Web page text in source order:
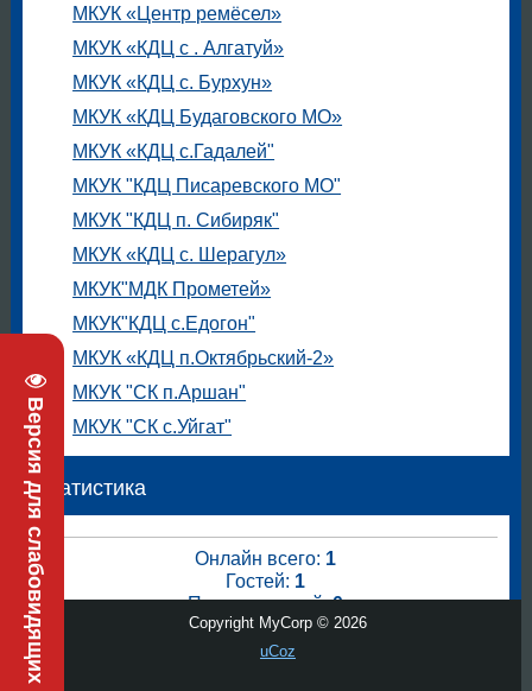
Версия для слабовидящих
МКУК «Центр ремёсел»
МКУК «КДЦ с . Алгатуй»
МКУК «КДЦ с. Бурхун»
МКУК «КДЦ Будаговского МО»
МКУК «КДЦ с.Гадалей"
МКУК "КДЦ Писаревского МО"
МКУК "КДЦ п. Сибиряк"
МКУК «КДЦ с. Шерагул»
МКУК"МДК Прометей»
МКУК"КДЦ с.Едогон"
МКУК «КДЦ п.Октябрьский-2»
МКУК "СК п.Аршан"
МКУК "СК с.Уйгат"
Статистика
Онлайн всего: 1
Гостей: 1
Пользователей:0
Copyright MyCorp © 2026
uCoz